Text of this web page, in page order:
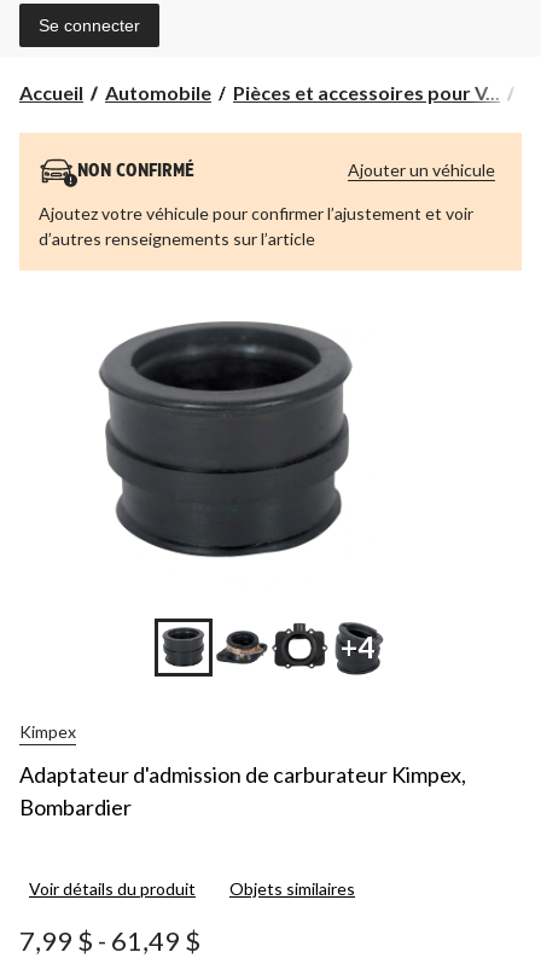
Se connecter
Accueil Automobile Pièces et accessoires pour V...
NON CONFIRMÉ
Ajoutez votre véhicule pour confirmer l’ajustement et voir
d’autres renseignements sur l’article
Ajouter un véhicule
+4
Kimpex
Adaptateur d'admission de carburateur Kimpex,
Bombardier
Voir détails du produit Objets similaires
7,99 $ - 61,49 $